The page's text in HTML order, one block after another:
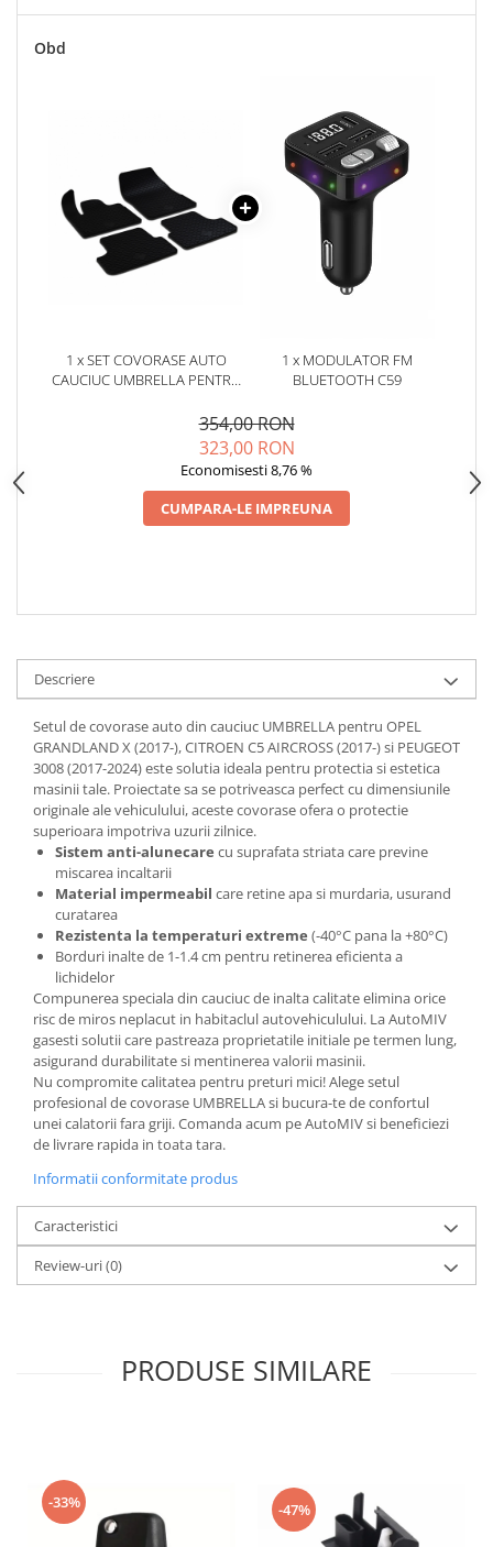
Accesorii Cabina Camion
Echipamente Electrice si
Pneumatice
Echipamente ADR si Utilitare
Aditivi Combustibil
Aditivi DPF, Sistem Racire si
Antigel
Spray Curatare Frane
Curatare si Detailing Interior
Curatare si Detailing Exterior
Produse de Iarna
Cabluri Pornire
Produse de Vara
Blog
Obd
1 x SET COVORASE AUTO
CAUCIUC UMBRELLA PENTRU
CITROEN C5 AIRCROSS (2017-)
PEUGEOT 3008 (2017-2024)
1 x MODULATOR FM
BLUETOOTH C59
354,00 RON
323,00 RON
Economisesti 8,76 %
CUMPARA-LE IMPREUNA
Descriere
Setul de covorase auto din cauciuc UMBRELLA pentru OPEL
GRANDLAND X (2017-), CITROEN C5 AIRCROSS (2017-) si PEUGEOT
3008 (2017-2024) este solutia ideala pentru protectia si estetica
masinii tale. Proiectate sa se potriveasca perfect cu dimensiunile
originale ale vehiculului, aceste covorase ofera o protectie
superioara impotriva uzurii zilnice.
Sistem anti-alunecare cu suprafata striata care previne
miscarea incaltarii
Material impermeabil care retine apa si murdaria, usurand
curatarea
Rezistenta la temperaturi extreme (-40°C pana la +80°C)
Borduri inalte de 1-1.4 cm pentru retinerea eficienta a
lichidelor
Compunerea speciala din cauciuc de inalta calitate elimina orice
risc de miros neplacut in habitaclul autovehiculului. La AutoMIV
gasesti solutii care pastreaza proprietatile initiale pe termen lung,
asigurand durabilitate si mentinerea valorii masinii.
Nu compromite calitatea pentru preturi mici! Alege setul
profesional de covorase UMBRELLA si bucura-te de confortul
unei calatorii fara griji. Comanda acum pe AutoMIV si beneficiezi
de livrare rapida in toata tara.
Informatii conformitate produs
Caracteristici
Review-uri(0)
PRODUSE SIMILARE
-33% -47%